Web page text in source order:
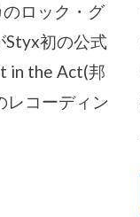
ロック・グ
Styx初の公式
in the Act(邦
レコーディン